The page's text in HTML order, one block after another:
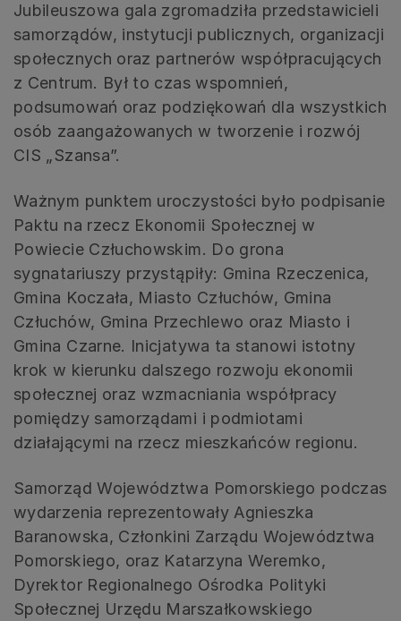
Jubileuszowa gala zgromadziła przedstawicieli
samorządów, instytucji publicznych, organizacji
społecznych oraz partnerów współpracujących
z Centrum. Był to czas wspomnień,
podsumowań oraz podziękowań dla wszystkich
osób zaangażowanych w tworzenie i rozwój
CIS „Szansa”.
Ważnym punktem uroczystości było podpisanie
Paktu na rzecz Ekonomii Społecznej w
Powiecie Człuchowskim. Do grona
sygnatariuszy przystąpiły: Gmina Rzeczenica,
Gmina Koczała, Miasto Człuchów, Gmina
Człuchów, Gmina Przechlewo oraz Miasto i
Gmina Czarne. Inicjatywa ta stanowi istotny
krok w kierunku dalszego rozwoju ekonomii
społecznej oraz wzmacniania współpracy
pomiędzy samorządami i podmiotami
działającymi na rzecz mieszkańców regionu.
Samorząd Województwa Pomorskiego podczas
wydarzenia reprezentowały Agnieszka
Baranowska, Członkini Zarządu Województwa
Pomorskiego, oraz Katarzyna Weremko,
Dyrektor Regionalnego Ośrodka Polityki
Społecznej Urzędu Marszałkowskiego